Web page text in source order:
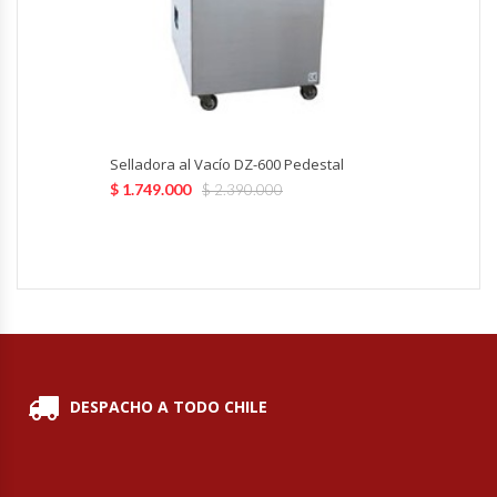
Hornos Turbos / Convectores
Mesones Refrigerados
Selladora al Vacío DZ-600 Pedestal
$2.390.000
$ 1.749.000
DESPACHO A TODO CHILE